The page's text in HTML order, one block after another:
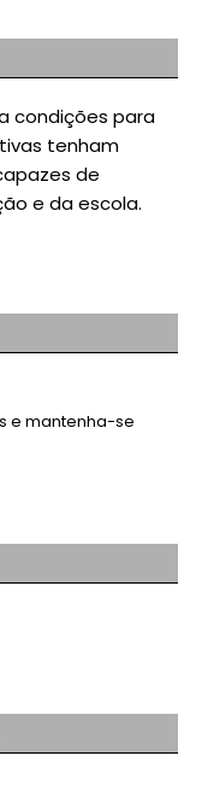
condições para
tenham
de
e da escola.
e mantenha-se